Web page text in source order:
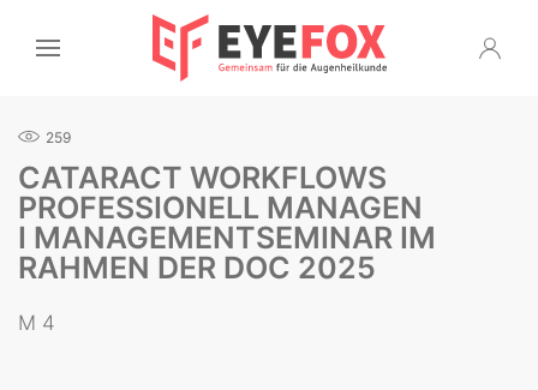
259
CATARACT WORKFLOWS
PROFESSIONELL MANAGEN
I MANAGEMENTSEMINAR IM
RAHMEN DER DOC 2025
M 4